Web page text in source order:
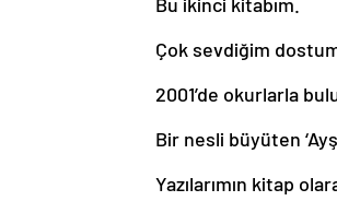
Çok sevdiğim
2001’de okurlarla
Bir nesli büyüten
Yazılarımın kitap